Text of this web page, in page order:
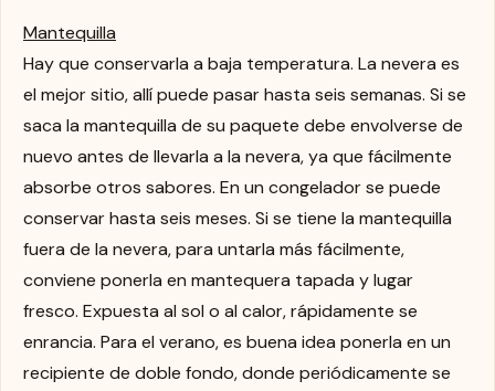
Mantequilla
Hay que conservarla a baja temperatura. La nevera es
el mejor sitio, allí puede pasar hasta seis semanas. Si se
saca la mantequilla de su paquete debe envolverse de
nuevo antes de llevarla a la nevera, ya que fácilmente
absorbe otros sabores. En un congelador se puede
conservar hasta seis meses. Si se tiene la mantequilla
fuera de la nevera, para untarla más fácilmente,
conviene ponerla en mantequera tapada y lugar
fresco. Expuesta al sol o al calor, rápidamente se
enrancia. Para el verano, es buena idea ponerla en un
recipiente de doble fondo, donde periódicamente se